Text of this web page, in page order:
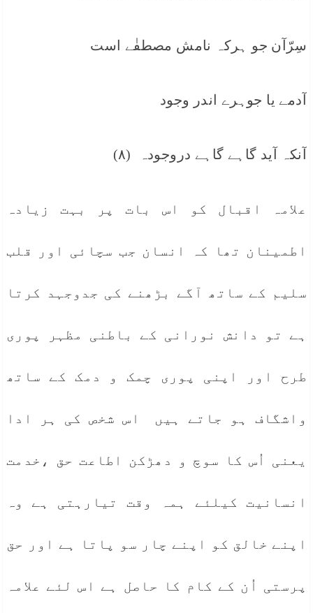
سِرّآن جو ہرکہ نامش مصطفٰے است
آدمے یا جوہرے اندر وجود
آنکہ آید گاہے گاہے دروجودہ (٨)
علامہ اقبال کو اس بات پر بہت زیادہ
اطمینان تھا کہ انسان جب سچائی اور قلب
سلیم کے ساتھ آگے بڑھنے کی جدوجہد کرتا
ہے تو دانش نورانی کے باطنی مظہر پوری
طرح اور اپنی پوری چمک و دمک کے ساتھ
واشگاف ہو جاتے ہیں اس شخص کی ہر ادا
یعنی اُس کا سوچ و دھڑکن اطاعت حق ،خدمت
انسانیت کیلئے ہمہ وقت تیارہتی ہے وہ
اپنے خالق کو اپنے چار سو پاتا ہے اور حق
پرستی اُن کے کام کا حاصل ہے اس لئے علامہ